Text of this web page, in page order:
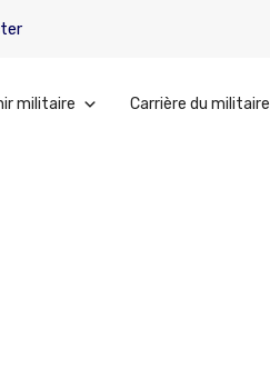
militaire Carrière du militaire